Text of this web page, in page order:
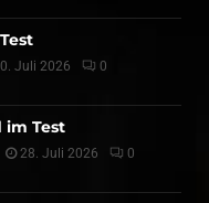
Juli 2026 0
im Test
28. Juli 2026 0